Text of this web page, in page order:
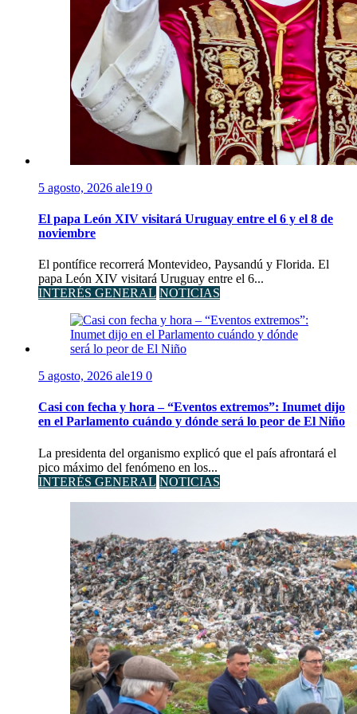
5 agosto, 2026 ale19 0
El papa León XIV visitará Uruguay entre el 6 y el 8 de
noviembre
El pontífice recorrerá Montevideo, Paysandú y Florida. El
papa León XIV visitará Uruguay entre el 6...
INTERÉS GENERAL NOTICIAS
5 agosto, 2026 ale19 0
Casi con fecha y hora – “Eventos extremos”: Inumet dijo
en el Parlamento cuándo y dónde será lo peor de El Niño
La presidenta del organismo explicó que el país afrontará el
pico máximo del fenómeno en los...
INTERÉS GENERAL NOTICIAS